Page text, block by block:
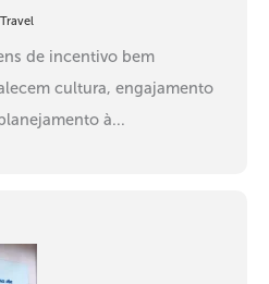
de incentivo bem
cultura, engajamento
à...